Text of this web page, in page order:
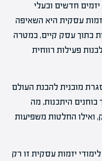
חדשים ובעלי
עסקית היא השאיפה
בתוך עסק קיים, במטרה
פעילות רווחית
מובנית להבנת העולם
היתכנות, מה
ואילו החלטות משפיעות
יזמות עסקית זו רק